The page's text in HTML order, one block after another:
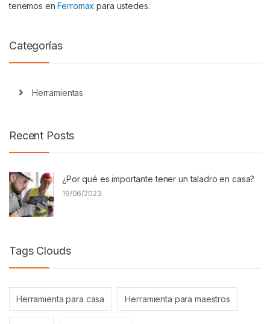
tenemos enFerromax para ustedes.
Categorías
Herramientas
Recent Posts
¿Por qué es importante tener un taladro en casa?
19/06/2023
Tags Clouds
Herramienta para casa Herramienta para maestros